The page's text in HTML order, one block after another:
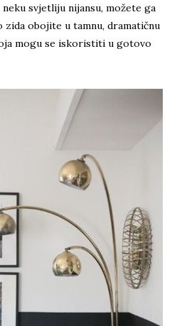
svjetliju nijansu, možete ga
obojite u tamnu, dramatičnu
mogu se iskoristiti u gotovo